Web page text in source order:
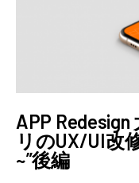
APP
リのUX/UI改
~”後編